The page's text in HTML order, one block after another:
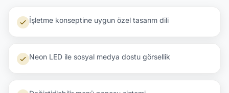
İşletme konseptine uygun özel tasarım dili
Neon LED ile sosyal medya dostu görsellik